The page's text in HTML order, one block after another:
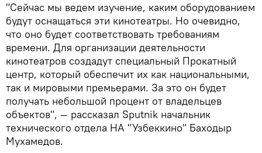
"Сейчас мы ведем изучение, каким оборудованием
будут оснащаться эти кинотеатры. Но очевидно,
что оно будет соответствовать требованиям
времени. Для организации деятельности
кинотеатров создадут специальный Прокатный
центр, который обеспечит их как национальными,
так и мировыми премьерами. За это он будет
получать небольшой процент от владельцев
объектов", — рассказал Sputnik начальник
технического отдела НА "Узбеккино" Баходыр
Мухамедов.